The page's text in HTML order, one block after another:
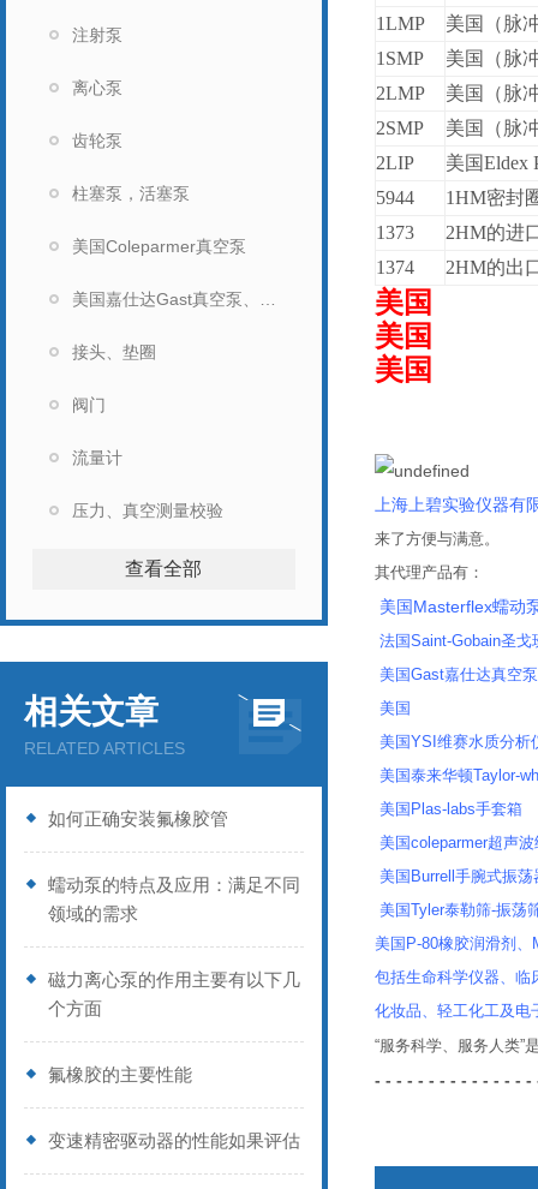
注射泵
离心泵
齿轮泵
柱塞泵，活塞泵
美国Coleparmer真空泵
接头、垫圈
阀门
流量计
压力、真空测量校验
查看全部
相关文章
RELATED ARTICLES
如何正确安装氟橡胶管
蠕动泵的特点及应用：满足不同
领域的需求
磁力离心泵的作用主要有以下几
个方面
氟橡胶的主要性能
变速精密驱动器的性能如果评估
1LMP
美国（脉
1SMP
美国（脉
2LMP
美国（脉
2SMP
美国（脉
2LIP
美国Eldex
5944
1HM密封
1373
2HM的进
1374
2HM的出
美国
美国
美国
上海上碧实验仪器有
来了方便与满意。
其代理产品有：
美国Masterflex蠕动
法国Saint-Gobain圣戈
美国Gast嘉仕达真空
美国
美国YSI维赛水质分析
美国泰来华顿Taylor-
美国Plas-labs手套箱
美国coleparmer超声
美国Burrell手腕式振荡
美国Tyler泰勒筛-振荡
美国P-80橡胶润滑剂、
包括生命科学仪器、临
化妆品、轻工化工及电
“服务科学、服务人类”
- - - - - - - - - - - - - - -